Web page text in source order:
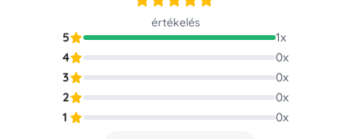
értékelés
5 1x
4
0x
3
0x
2
0x
1
0x